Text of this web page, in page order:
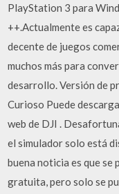
PlayStation 3 para
++.Actualmente es
decente de juegos
muchos más para
desarrollo. Versión de
Curioso Puede
web de DJI .
el simulador solo está
buena noticia es que se
gratuita, pero solo se